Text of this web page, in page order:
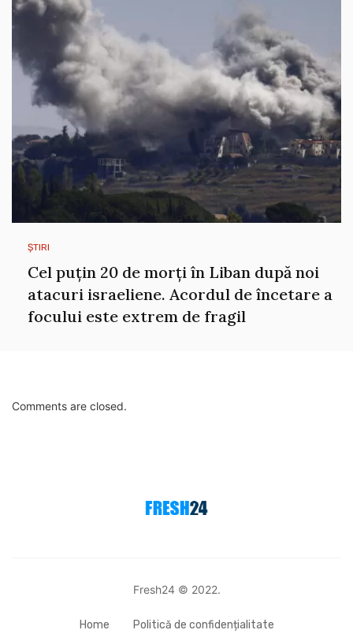
ȘTIRI
Cel puțin 20 de morți în Liban după noi
atacuri israeliene. Acordul de încetare a
focului este extrem de fragil
Comments are closed.
Fresh24 © 2022.
Home Politică de confidențialitate